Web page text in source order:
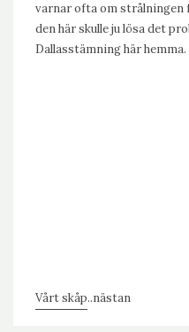
varnar ofta om strålningen
den här skulle ju lösa det
Dallasstämning här hemma.
Vårt skåp..nästan